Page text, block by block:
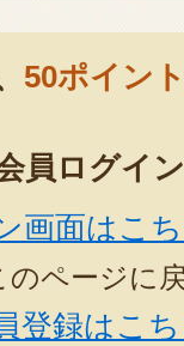
50ポイン
員ログイ
画面はこ
のページに
登録はこ